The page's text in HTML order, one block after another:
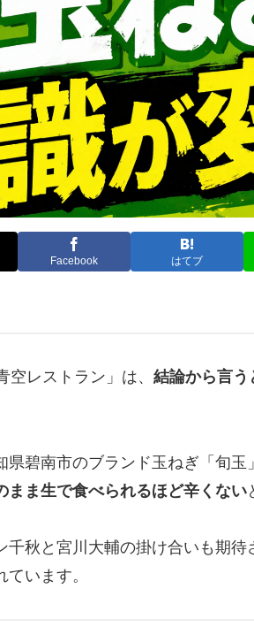
Facebook はてブ
レストラン」は、 結論から言う
碧南市のブランド玉ねぎ「旬玉
まま生で食べられるほど辛くない
秋と宮川大輔の掛け合いも期待
ています。